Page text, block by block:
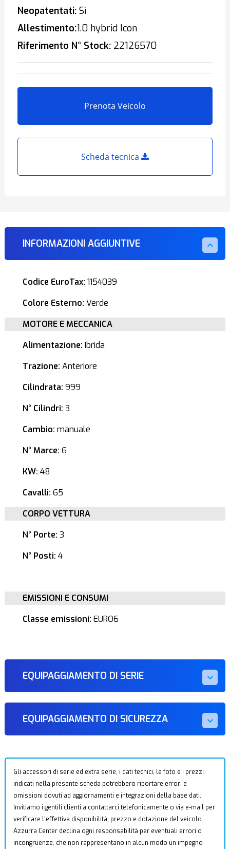
Neopatentati:Sì
Allestimento:1.0 hybrid Icon
Riferimento N° Stock:22126570
Prenota Veicolo
Scheda tecnica
INFORMAZIONI AGGIUNTIVE
Codice EuroTax: 1154039
Colore Esterno: Verde
MOTORE E MECCANICA
Alimentazione: Ibrida
Trazione: Anteriore
Cilindrata: 999
N° Cilindri: 3
Cambio: manuale
N° Marce: 6
KW: 48
Cavalli: 65
CORPO VETTURA
N° Porte: 3
N° Posti: 4
EMISSIONI E CONSUMI
Classe emissioni: EURO6
EQUIPAGGIAMENTO DI SERIE
EQUIPAGGIAMENTO DI SICUREZZA
Gli accessori di serie ed extra serie, i dati tecnici, le foto e i prezzi
indicati nella presente scheda potrebbero riportare errori e
omissioni dovuti ad aggiornamenti e integrazioni della base dati.
Invitiamo i gentili clienti a contattarci telefonicamente o via e-mail per
verificare l’effettiva disponibilità, prezzo e dotazione del veicolo.
Azzurra Center declina ogni responsabilità per eventuali errori o
incongruenze, che non rappresentano in alcun modo un impegno